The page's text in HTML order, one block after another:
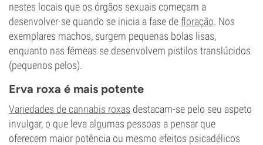
nestes locais que os órgãos sexuais começam a
desenvolver-se quando se inicia a fase defloração. Nos
exemplares machos, surgem pequenas bolas lisas,
enquanto nas fêmeas se desenvolvem pistilos translúcidos
(pequenos pelos).
Erva roxa é mais potente
Variedades de cannabis roxas destacam-se pelo seu aspeto
invulgar, o que leva algumas pessoas a pensar que
oferecem maior potência ou mesmo efeitos psicadélicos